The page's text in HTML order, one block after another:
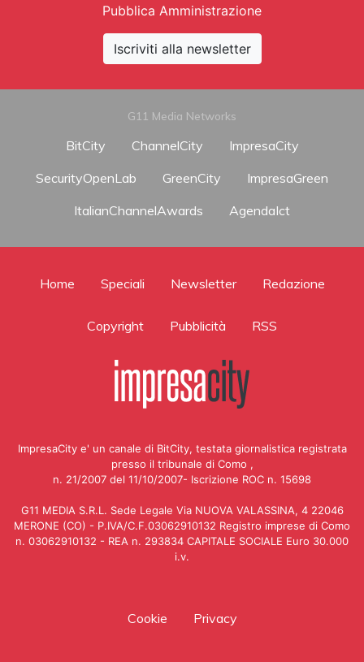
Pubblica Amministrazione
Iscriviti alla newsletter
G11 Media Networks
BitCity ChannelCity
ImpresaCity
SecurityOpenLab
GreenCity
ImpresaGreen
ItalianChannelAwards
AgendaIct
Home Speciali Newsletter Redazione
Copyright Pubblicità RSS
ImpresaCity e' un canale di BitCity, testata giornalistica registrata
presso il tribunale di Como ,
n. 21/2007 del 11/10/2007- Iscrizione ROC n. 15698
G11 MEDIA S.R.L. Sede Legale Via NUOVA VALASSINA, 4 22046
MERONE (CO) - P.IVA/C.F.03062910132 Registro imprese di Como
n. 03062910132 - REA n. 293834 CAPITALE SOCIALE Euro 30.000
i.v.
Cookie Privacy